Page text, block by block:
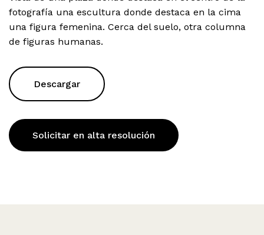
fotografía una escultura donde destaca en la cima
una figura femenina. Cerca del suelo, otra columna
de figuras humanas.
Descargar
Solicitar en alta resolución